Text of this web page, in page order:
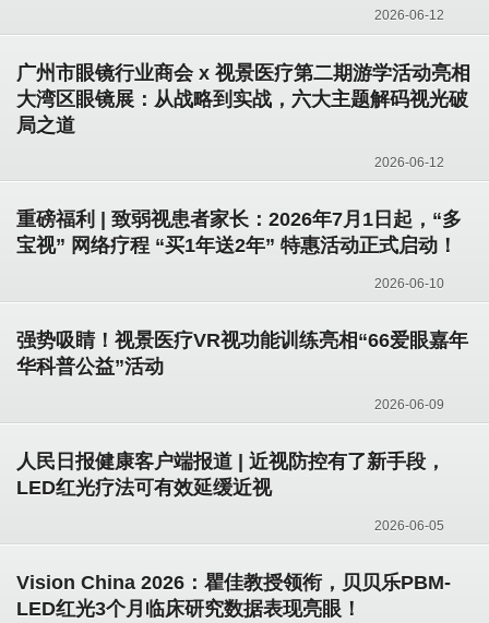
2026-06-12
2026-06-12
广州市眼镜行业商会 x 视景医疗第二期游学活动亮相
大湾区眼镜展：从战略到实战，六大主题解码视光破
局之道
2026-06-10
重磅福利 | 致弱视患者家长：2026年7月1日起，“多
宝视” 网络疗程 “买1年送2年” 特惠活动正式启动！
2026-06-09
强势吸睛！视景医疗VR视功能训练亮相“66爱眼嘉年
华科普公益”活动
2026-06-05
人民日报健康客户端报道 | 近视防控有了新手段，
LED红光疗法可有效延缓近视
Vision China 2026：瞿佳教授领衔，贝贝乐PBM-
LED红光3个月临床研究数据表现亮眼！